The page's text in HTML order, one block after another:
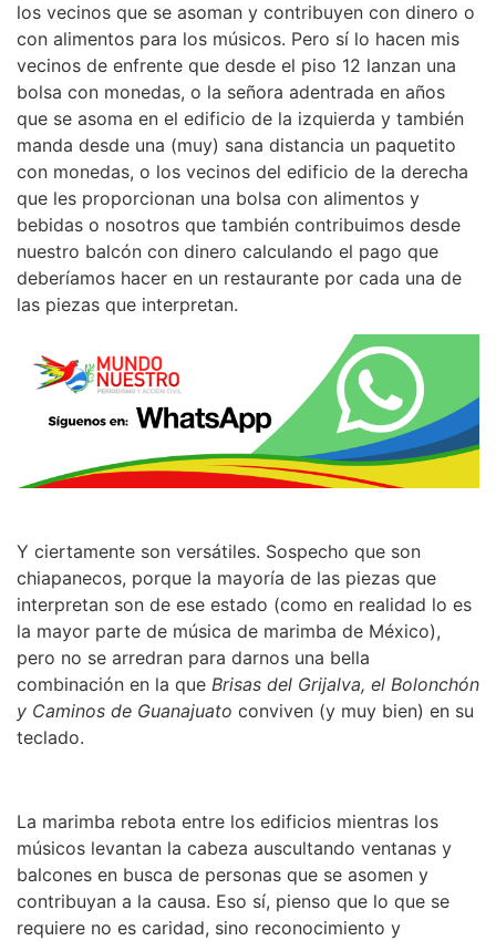
los vecinos que se asoman y contribuyen con dinero o
con alimentos para los músicos. Pero sí lo hacen mis
vecinos de enfrente que desde el piso 12 lanzan una
bolsa con monedas, o la señora adentrada en años
que se asoma en el edificio de la izquierda y también
manda desde una (muy) sana distancia un paquetito
con monedas, o los vecinos del edificio de la derecha
que les proporcionan una bolsa con alimentos y
bebidas o nosotros que también contribuimos desde
nuestro balcón con dinero calculando el pago que
deberíamos hacer en un restaurante por cada una de
las piezas que interpretan.
Y ciertamente son versátiles. Sospecho que son
chiapanecos, porque la mayoría de las piezas que
interpretan son de ese estado (como en realidad lo es
la mayor parte de música de marimba de México),
pero no se arredran para darnos una bella
combinación en la que Brisas del Grijalva, el Bolonchón
y Caminos de Guanajuato conviven (y muy bien) en su
teclado.
La marimba rebota entre los edificios mientras los
músicos levantan la cabeza auscultando ventanas y
balcones en busca de personas que se asomen y
contribuyan a la causa. Eso sí, pienso que lo que se
requiere no es caridad, sino reconocimiento y